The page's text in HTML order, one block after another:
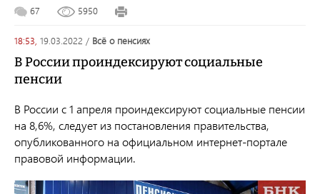
67 5950
18:53, 19.03.2022 / всё о пенсиях
В России проиндексируют социальные
пенсии
В России с 1 апреля проиндексируют социальные пенсии
на 8,6%, следует из постановления правительства,
опубликованного на официальном интернет-портале
правовой информации.